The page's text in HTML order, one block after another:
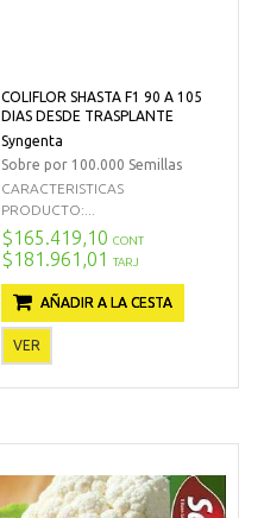
COLIFLOR SHASTA F1 90 A 105
DIAS DESDE TRASPLANTE
Syngenta
Sobre por 100.000 Semillas
CARACTERISTICAS
PRODUCTO:...
$165.419,10 CONT
$181.961,01 TARJ
AÑADIR A LA CESTA
VER